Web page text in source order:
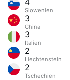
4
Slowenien
3
China
3
Italien
2
Liechtenstein
2
Tschechien